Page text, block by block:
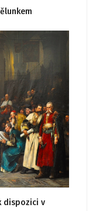
dispozici v